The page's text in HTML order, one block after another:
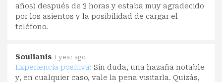
años) después de 3 horas y estaba muy agradecido
por los asientos y la posibilidad de cargar el
teléfono.
Soulianis 1 year ago
Experiencia positiva: Sin duda, una hazaña notable
y, en cualquier caso, vale la pena visitarla. Quizás,